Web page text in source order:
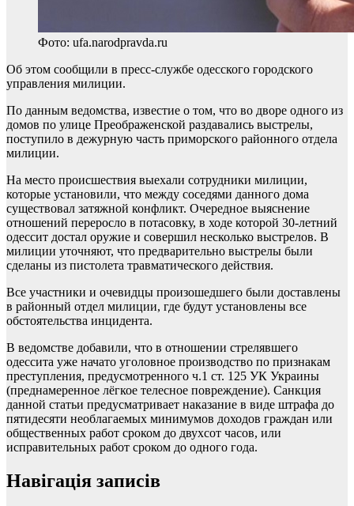
Фото: ufa.narodpravda.ru
Об этом сообщили в пресс-службе одесского городского
управления милиции.
По данным ведомства, известие о том, что во дворе одного из
домов по улице Преображенской раздавались выстрелы,
поступило в дежурную часть приморского районного отдела
милиции.
На место происшествия выехали сотрудники милиции,
которые установили, что между соседями данного дома
существовал затяжной конфликт. Очередное выяснение
отношений переросло в потасовку, в ходе которой 30-летний
одессит достал оружие и совершил несколько выстрелов. В
милиции уточняют, что предварительно выстрелы были
сделаны из пистолета травматического действия.
Все участники и очевидцы произошедшего были доставлены
в районный отдел милиции, где будут установлены все
обстоятельства инцидента.
В ведомстве добавили, что в отношении стрелявшего
одессита уже начато уголовное производство по признакам
преступления, предусмотренного ч.1 ст. 125 УК Украины
(преднамеренное лёгкое телесное повреждение). Санкция
данной статьи предусматривает наказание в виде штрафа до
пятидесяти необлагаемых минимумов доходов граждан или
общественных работ сроком до двухсот часов, или
исправительных работ сроком до одного года.
Навігація записів